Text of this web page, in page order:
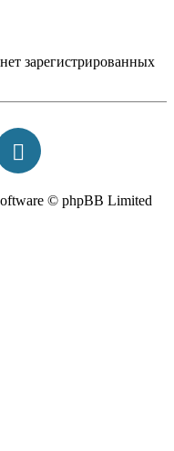
зарегистрированных
© phpBB Limited